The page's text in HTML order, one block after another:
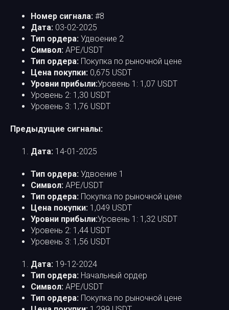
Номер сигнала: #8​
Дата: 03-02-2025​
Тип ордера: Удвоение 2​
Символ: APE/USDT​
Тип ордера: Покупка по рыночной цене​
Цена покупки: 0,675 USDT​
Уровни прибыли:Уровень 1: 1,07 USDT​
Уровень 2: 1,30 USDT​
Уровень 3: 1,76 USDT​
Предыдущие сигналы:
Дата: 14-01-2025​
Тип ордера: Удвоение 1​
Символ: APE/USDT​
Тип ордера: Покупка по рыночной цене​
Цена покупки: 1,049 USDT​
Уровни прибыли:Уровень 1: 1,32 USDT
Уровень 2: 1,44 USDT
Уровень 3: 1,56 USDT
Дата: 19-12-2024​
Тип ордера: Начальный ордер​
Символ: APE/USDT​
Тип ордера: Покупка по рыночной цене​